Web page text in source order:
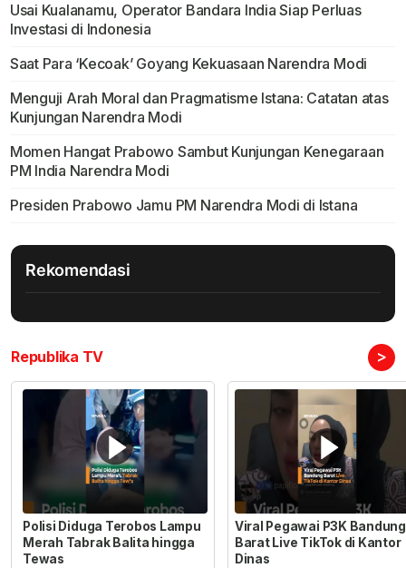
Usai Kualanamu, Operator Bandara India Siap Perluas
Investasi di Indonesia
Saat Para ‘Kecoak’ Goyang Kekuasaan Narendra Modi
Menguji Arah Moral dan Pragmatisme Istana: Catatan atas
Kunjungan Narendra Modi
Momen Hangat Prabowo Sambut Kunjungan Kenegaraan
PM India Narendra Modi
Presiden Prabowo Jamu PM Narendra Modi di Istana
Rekomendasi
Republika TV >
Polisi Diduga Terobos Lampu
Merah Tabrak Balita hingga
Tewas
Viral Pegawai P3K Bandung
Barat Live TikTok di Kantor
Dinas